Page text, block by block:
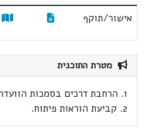
אישור/תוקף
מטרת התוכנית
1. הרחבת דרכים בסמכות הוועדה המקומית.
2. קביעת הוראות פיתוח.